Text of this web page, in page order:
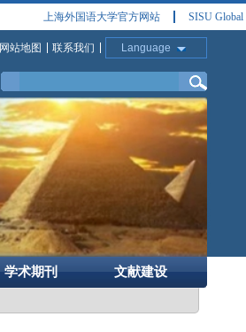
上海外国语大学官方网站 SISU Global
网站地图 联系我们 Language
学术期刊 文献建设